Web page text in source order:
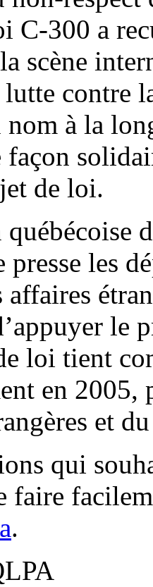
C-300 a
scène
lutte contre
nom à la
façon
de loi.
presse les
affaires
le
loi tient
en 2005,
et
qui
faire
.